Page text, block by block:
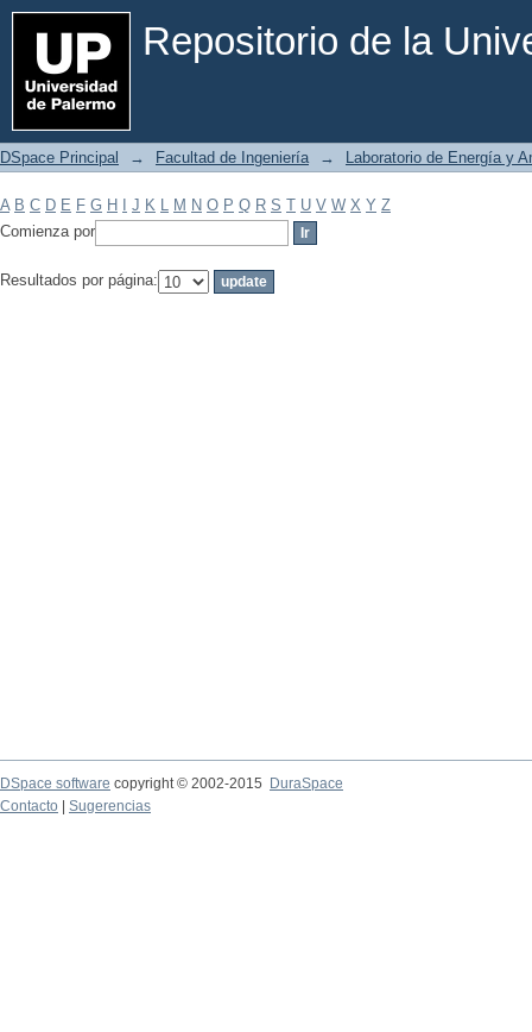
Repositorio de la
Filtrar por: Materia
DSpace Principal → Facultad de Ingeniería → Laboratorio de Energía y
A B C D E F G H J K L M N O P Q R S T U V W X Y Z
Comienza por
Resultados por página:
DSpace software copyright © 2002-2015
DuraSpace
Contacto
Sugerencias